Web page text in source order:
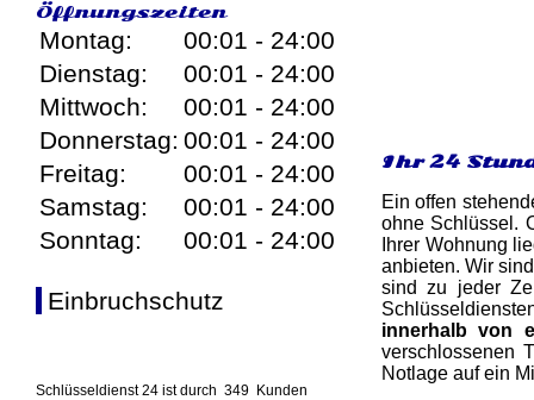
Öffnungszeiten
Montag:
00:01 - 24:00
Dienstag:
00:01 - 24:00
Mittwoch:
00:01 - 24:00
Donnerstag: 00:01 - 24:00
Freitag:
00:01 - 24:00
Samstag:
00:01 - 24:00
Sonntag:
00:01 - 24:00
Einbruchschutz
Schlüsseldienst 24 ist durch 349 Kunden
Ihr 24
Ein offen
ohne Schlüssel.
Ihrer Wohnung
anbieten. Wir
sind zu jeder
innerhalb von
verschlossenen
Notlage auf ein